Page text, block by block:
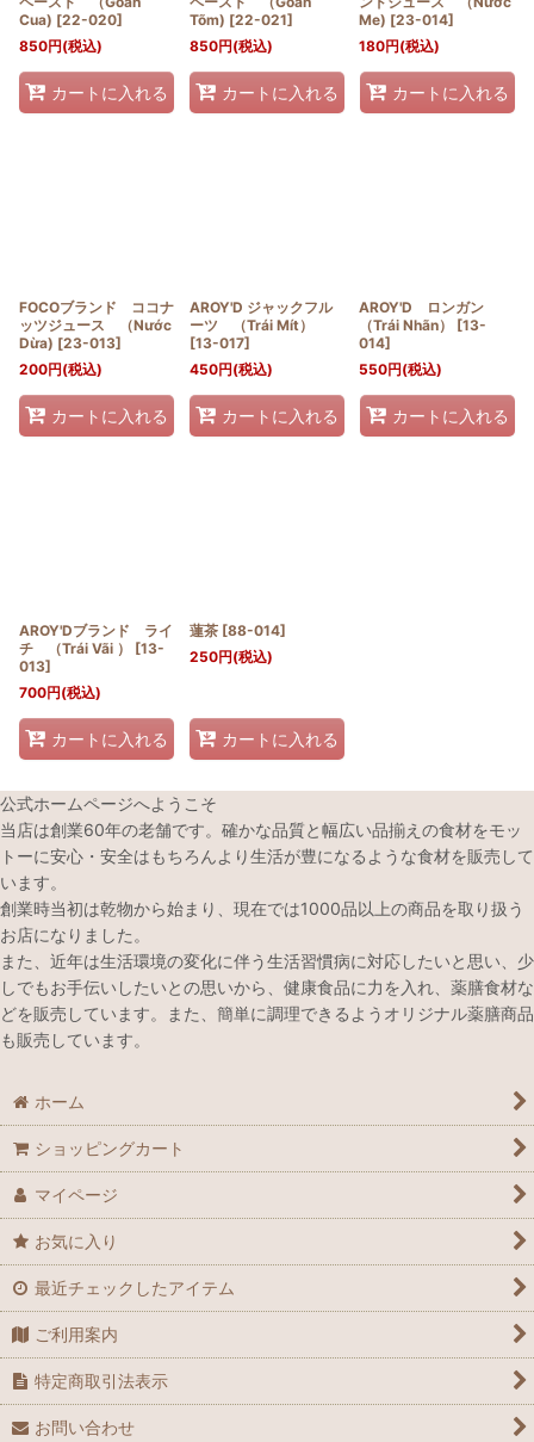
Cua) [22-020]
850円(税込)
カートに入れる
Tõm) [22-021]
850円(税込)
カートに入れる
Me) [23-014]
180円(税込)
カートに入れる
FOCOブランド ココナ
ッツジュース （Nước
Dừa) [23-013]
200円(税込)
カートに入れる
AROY'D ジャックフル
ーツ （Trái Mít）
[13-017]
450円(税込)
カートに入れる
AROY'D ロンガン
（Trái Nhãn）
[13-
014]
550円(税込)
カートに入れる
AROY'Dブランド ライ
チ （Trái Vãi ）
[13-
013]
700円(税込)
カートに入れる
蓮茶 [88-014]
250円(税込)
カートに入れる
公式ホームページへようこそ
当店は創業60年の老舗です。確かな品質と幅広い品揃えの食材をモッ
トーに安心・安全はもちろんより生活が豊になるような食材を販売して
います。
創業時当初は乾物から始まり、現在では1000品以上の商品を取り扱う
お店になりました。
また、近年は生活環境の変化に伴う生活習慣病に対応したいと思い、少
しでもお手伝いしたいとの思いから、健康食品に力を入れ、薬膳食材な
どを販売しています。また、簡単に調理できるようオリジナル薬膳商品
も販売しています。
ホーム
ショッピングカート
マイページ
お気に入り
最近チェックしたアイテム
ご利用案内
特定商取引法表示
お問い合わせ